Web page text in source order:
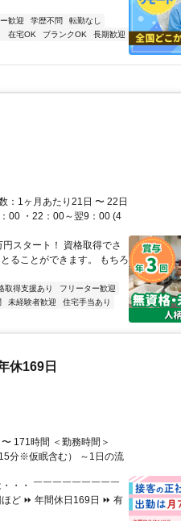
歓迎 学歴不問
転勤なし
在宅OK ブランクOK
長期歓迎
：1ヶ月あたり21日 〜 22日
00 ・22：00～翌9：00 (4
スタート！ 資格取得でさ
ることができます。 もちろ
取得支援あり
フリーター歓迎
未経験者歓迎
住宅手当あり
休169日
171時間 ＜勤務時間＞
分※仮眠含む） ～1日の流
・・ ￣￣￣￣￣￣￣￣￣
ど ⏩ 年間休日169日 ⏩ 有